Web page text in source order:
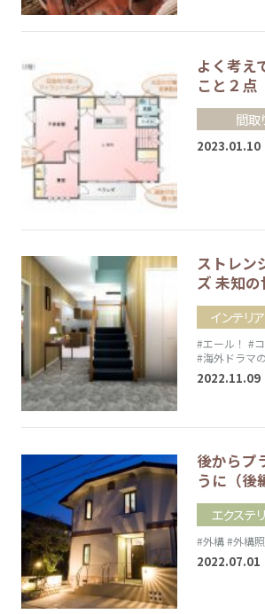
よく考え
こと２
間取
2023.01.10
ストレン
ズ 未知
インテリ
#エール！ #
#海外ドラマ
2022.11.09
後からプ
うに（後
エクステ
#外構#外構
2022.07.01